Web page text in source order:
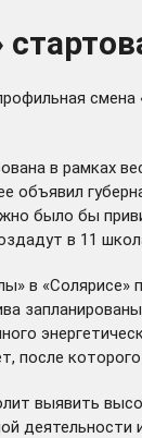
в рамках
объявил
было бы
в 11
в «Солярисе»
после
выявить
деятельности